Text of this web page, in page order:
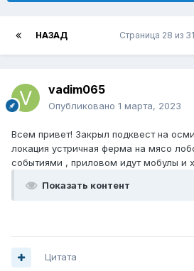
НАЗАД Страница 28 из 31
vadim065
Опубликовано 1 марта, 2023
Всем привет! Закрыл подквест на
локация устричная ферма на мясо
событиями , приловом идут мобулы и
Показать контент
Цитата